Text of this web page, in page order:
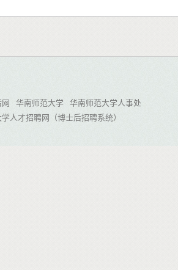
华南师范大学 华南师范大学人事处
人才招聘网（博士后招聘系统）